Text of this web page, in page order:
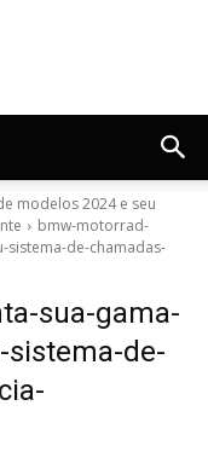
modelos 2024 e seu
bmw-motorrad-
sistema-de-chamadas-
sua-gama-
sistema-de-